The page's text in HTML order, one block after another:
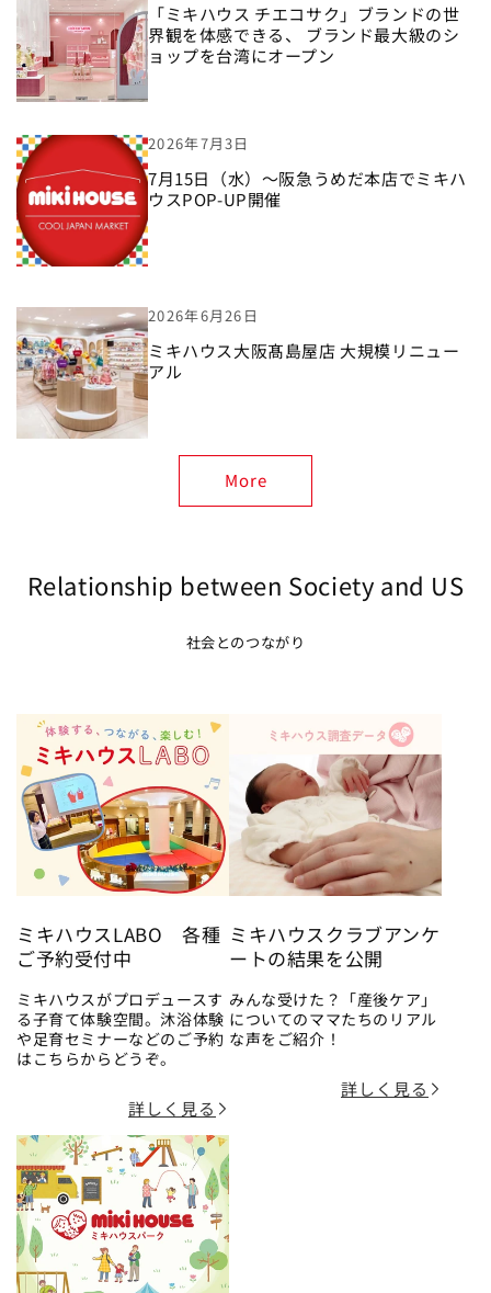
「ミキハウス チエコサク」ブランドの世
界観を体感できる、 ブランド最大級のシ
ョップを台湾にオープン
2026年7月3日
7月15日（水）〜阪急うめだ本店でミキハ
ウスPOP-UP開催
2026年6月26日
ミキハウス大阪髙島屋店 大規模リニュー
アル
More
Relationship between Society and US
社会とのつながり
ミキハウスLABO 各種
ご予約受付中
ミキハウスがプロデュースす
る子育て体験空間。沐浴体験
や足育セミナーなどのご予約
はこちらからどうぞ。
詳しく見る
ミキハウスクラブアンケ
ートの結果を公開
みんな受けた？「産後ケア」
についてのママたちのリアル
な声をご紹介！
詳しく見る